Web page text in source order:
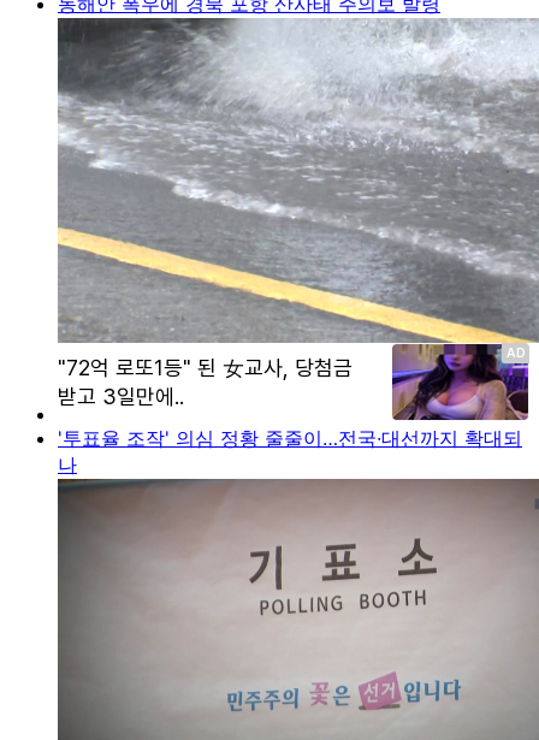
'투표율 조작' 의심 정황 줄줄이…전국·대선까지 확대되
나